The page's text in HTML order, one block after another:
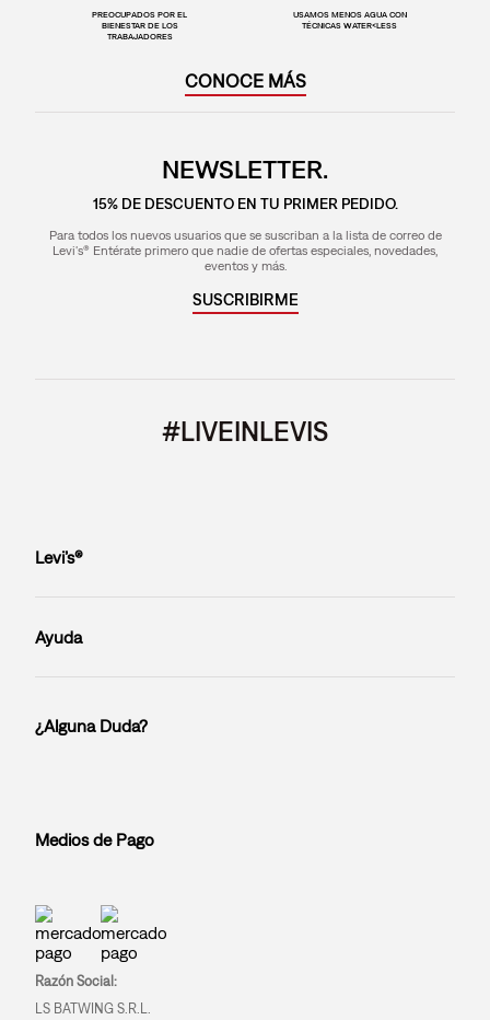
PREOCUPADOS POR EL
BIENESTAR DE LOS
TRABAJADORES
USAMOS MENOS AGUA CON
TÉCNICAS WATER<LESS
CONOCE MÁS
NEWSLETTER.
15% DE DESCUENTO EN TU PRIMER PEDIDO.
Para todos los nuevos usuarios que se suscriban a la lista de correo de
Levi's® Entérate primero que nadie de ofertas especiales, novedades,
eventos y más.
SUSCRIBIRME
#LIVEINLEVIS
Levi’s®
Ayuda
¿Alguna Duda?
Medios de Pago
Razón Social:
LS BATWING S.R.L.